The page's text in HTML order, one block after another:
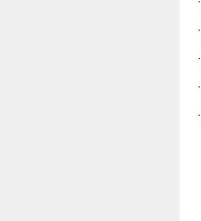
·
·
·
·